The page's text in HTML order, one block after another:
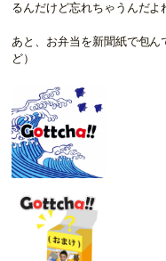
るんだけど忘れちゃうんだよ
あと、お弁当を新聞紙で包ん
ど）